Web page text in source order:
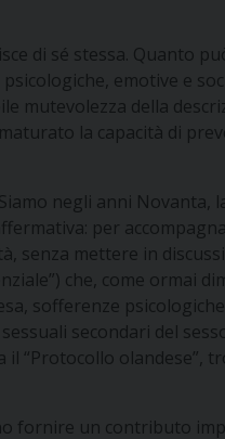
di sé stessa. Quanto
emotive e
mutevolezza della
la capacità di
Siamo negli anni Novanta,
per
senza mettere in
che, come ormai
sofferenze
secondari del
“Protocollo olandese”,
fornire un contributo